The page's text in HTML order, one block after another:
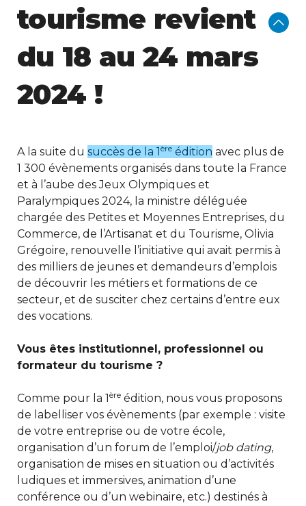
tourisme revient
du 18 au 24 mars
2024 !
A la suite du succès de la 1ère édition avec plus de
1 300 évènements organisés dans toute la France
et à l’aube des Jeux Olympiques et
Paralympiques 2024, la ministre déléguée
chargée des Petites et Moyennes Entreprises, du
Commerce, de l’Artisanat et du Tourisme, Olivia
Grégoire, renouvelle l’initiative qui avait permis à
des milliers de jeunes et demandeurs d’emplois
de découvrir les métiers et formations de ce
secteur, et de susciter chez certains d’entre eux
des vocations.
Vous êtes institutionnel, professionnel ou
formateur du tourisme ?
Comme pour la 1ère édition, nous vous proposons
de labelliser vos évènements (par exemple : visite
de votre entreprise ou de votre école,
organisation d’un forum de l’emploi/job dating,
organisation de mises en situation ou d’activités
ludiques et immersives, animation d’une
conférence ou d’un webinaire, etc.) destinés à